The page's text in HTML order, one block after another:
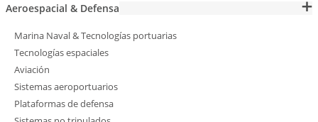
Aeroespacial & Defensa
Marina Naval & Tecnologías portuarias
Tecnologías espaciales
Aviación
Sistemas aeroportuarios
Plataformas de defensa